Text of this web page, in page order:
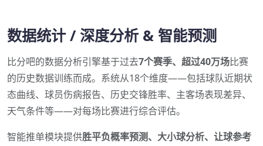
数据统计 / 深度分析 & 智能预测
比分吧的数据分析引擎基于过去7个赛季、超过40万场比赛
的历史数据训练而成。系统从18个维度——包括球队近期状
态曲线、球员伤病报告、历史交锋胜率、主客场表现差异、
天气条件等——对每场比赛进行综合评估。
智能推单模块提供胜平负概率预测、大小球分析、让球参考